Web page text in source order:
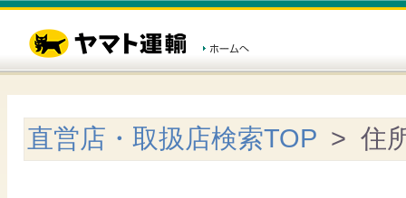
直営店・取扱店検索TOP > 住